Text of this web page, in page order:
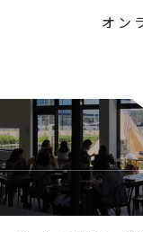
オン